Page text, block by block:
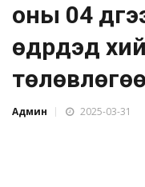
оны 04
өдрүүдэд
төлөвлөгөө
Админ 2025-03-31